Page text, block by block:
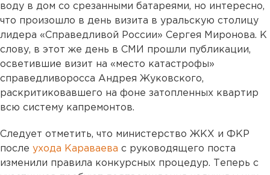
воду в дом со срезанными батареями, но интересно,
что произошло в день визита в уральскую столицу
лидера «Справедливой России» Сергея Миронова. К
слову, в этот же день в СМИ прошли публикации,
осветившие визит на «место катастрофы»
справедливоросса Андрея Жуковского,
раскритиковавшего на фоне затопленных квартир
всю систему капремонтов.
Следует отметить, что министерство ЖКХ и ФКР
после ухода Караваева с руководящего поста
изменили правила конкурсных процедур. Теперь с